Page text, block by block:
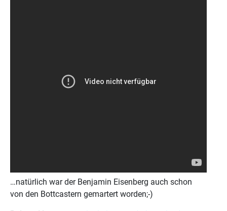
…natürlich war der Benjamin Eisenberg auch schon
von den Bottcastern gemartert worden;-)